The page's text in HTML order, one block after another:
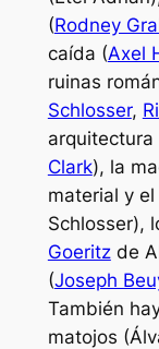
(Rodney
caída (Axel
ruinas
Schlosser,
arquitectura
Clark), la
material y
Schlosser),
Goeritzde
(Joseph
También
matojos